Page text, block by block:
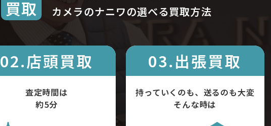
買取 カメラのナニワの選べる買取方法
02.店頭買取
査定時間は
約5分
03.出張買取
持っていくのも、送るのも大変
そんな時は